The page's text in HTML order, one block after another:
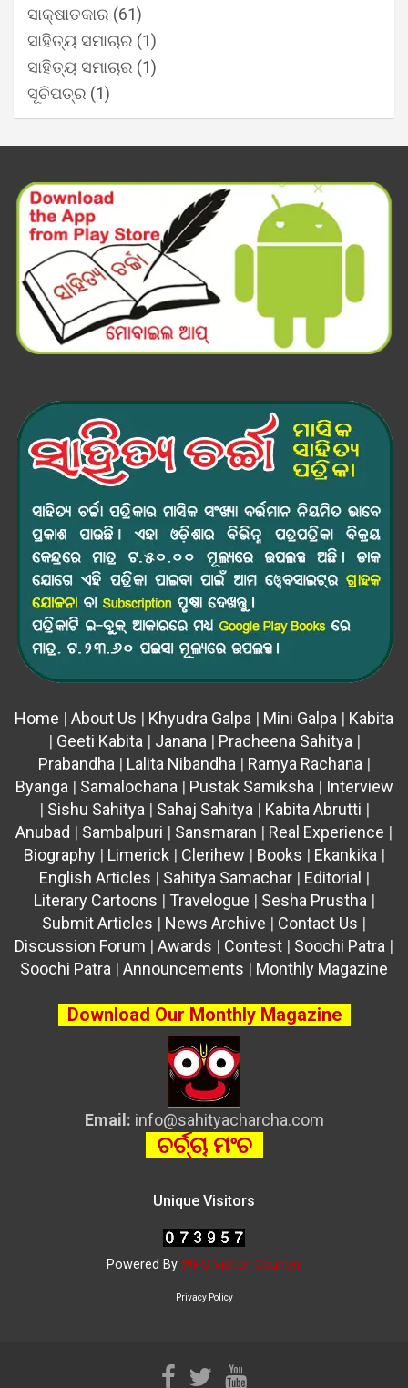
ସାକ୍ଷାତକାର (61)
ସାହିତ୍ୟ ସମାଚାର (1)
ସାହିତ୍ୟ ସମାଚାର (1)
ସୂଚିପତ୍ର (1)
Home | About Us | Khyudra Galpa | Mini Galpa | Kabita
| Geeti Kabita| Janana| Pracheena Sahitya|
Prabandha| Lalita Nibandha| Ramya Rachana|
Byanga| Samalochana| Pustak Samiksha| Interview
| Sishu Sahitya| Sahaj Sahitya| Kabita Abrutti |
Anubad | Sambalpuri | Sansmaran | Real Experience |
Biography| Limerick| Clerihew | Books | Ekankika|
English Articles | Sahitya Samachar| Editorial |
Literary Cartoons | Travelogue | Sesha Prustha|
Submit Articles | News Archive | Contact Us |
Discussion Forum | Awards | Contest | Soochi Patra |
Soochi Patra | Announcements | Monthly Magazine
Download Our Monthly Magazine
Email: info@sahityacharcha.com
ଚର୍ଚ୍ଚା ମଂଚ
Unique Visitors
Powered By WPS Visitor Counter
Privacy Policy